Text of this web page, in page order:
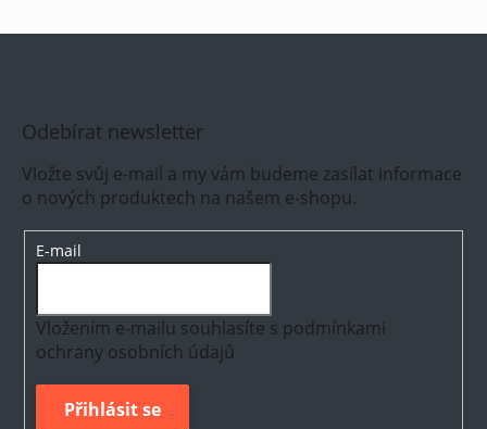
Odebírat newsletter
Vložte svůj e-mail a my vám budeme zasílat informace
o nových produktech na našem e-shopu.
E-mail
Vložením e-mailu souhlasíte s podmínkami
ochrany osobních údajů
Přihlásit se